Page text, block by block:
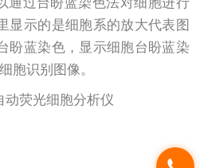
通过台盼蓝染色法对细胞进行
显示的是细胞系的放大代表图
盼蓝染色，显示细胞台盼蓝染
胞识别图像。